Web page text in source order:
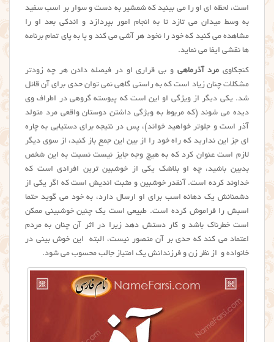
است، لحظه ای او را می بینید که شمشیر به دست و سوار بر اسب سفید
به وسط میدان می تازد تا به انجام امور بپردازد و اندکی بعد او را
مشاهده می کنید که خود را نخود هر آشی می کند و پا به پای تمام برنامه
ها نقشی ایفا می نماید.
کنجکاوی مرد آذرماهی و بی قراری او در فیصله دادن هر چه زودتر
مشکلات چنان زیاد است که به راستی گاهی نمی توان حدی برای آن قائل
شد. یکی دیگر از ویژگی او این است که پیوسته گروهی در اطراف وی
دیده می شوند (که مربوط به ویژگی داشتن دوستان واقعی مرد متولد
آذر است و جلوتر خواهید خواند)، پس در نتیجه برای دستیابی به چاره
ای جز این ندارید که راه خود را از بین این جمع باز کنید، از سوی دیگر
لازم است عنوان کرد که به هیچ وجه جایز نیست نسبت به این شخص
بدبین باشید، چه او بلاشک یکی از خوشبین ترین افرادی است که
خداوند کرده است. آنقدر خوشبین و مثبت اندیش است که اگر یکی از
دشمنانش یک دهانه اسب برای او ارسال دارد، به خود می گوید حتما
اسبش را فراموش کرده است. طبیعی است یک چنین خوشبینی ممکن
است خطرناک باشد و کار دستش دهد زیرا در اثر آن چنان به مردم
اعتماد می کند که حدی بر آن متصور نیست، البته این خوش بینی در
خانواده و از نظر زن و فرزندانش یک امتیاز جالب محسوب می شود.